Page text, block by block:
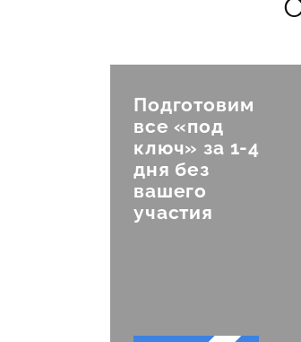
Подготовим
все «под
ключ» за 1-4
дня без
вашего
участия